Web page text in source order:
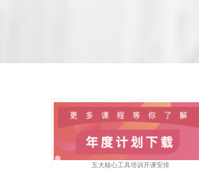
五大核心工具培训开课安排